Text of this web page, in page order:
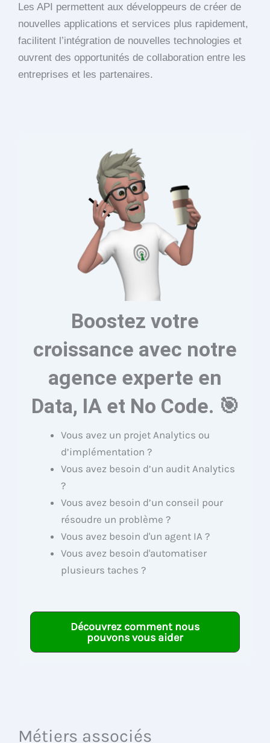
Les API permettent aux développeurs de créer de
nouvelles applications et services plus rapidement,
facilitent l’intégration de nouvelles technologies et
ouvrent des opportunités de collaboration entre les
entreprises et les partenaires.
Boostez votre
croissance avec notre
agence experte en
Data, IA et No Code. 🎯
Vous avez un projet Analytics ou
d’implémentation ?
Vous avez besoin d’un audit Analytics
?
Vous avez besoin d’un conseil pour
résoudre un problème ?
Vous avez besoin d'un agent IA ?
Vous avez besoin d'automatiser
plusieurs taches ?
Découvrez comment nous
pouvons vous aider
Métiers associés